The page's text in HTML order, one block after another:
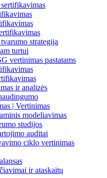
strategija
turtui
vertinimas pastatams
ir analizės
| Vertinimas
modeliavimas
studijos
auditai
ciklo vertinimas
ir ataskaitų